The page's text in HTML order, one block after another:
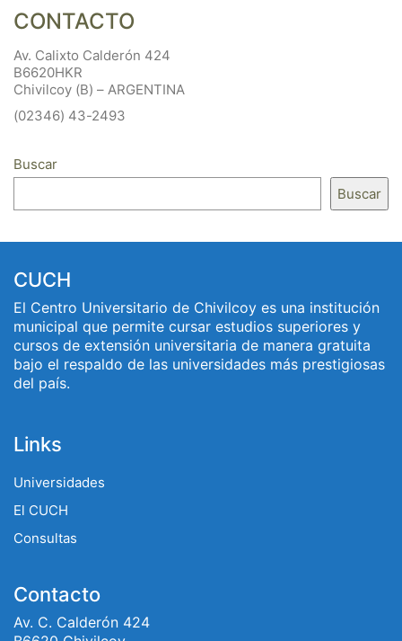
CONTACTO
Av. Calixto Calderón 424
B6620HKR
Chivilcoy (B) – ARGENTINA
(02346) 43-2493
Buscar
Buscar
CUCH
El Centro Universitario de Chivilcoy es una institución
municipal que permite cursar estudios superiores y
cursos de extensión universitaria de manera gratuita
bajo el respaldo de las universidades más prestigiosas
del país.
Links
Universidades
El CUCH
Consultas
Contacto
Av. C. Calderón 424